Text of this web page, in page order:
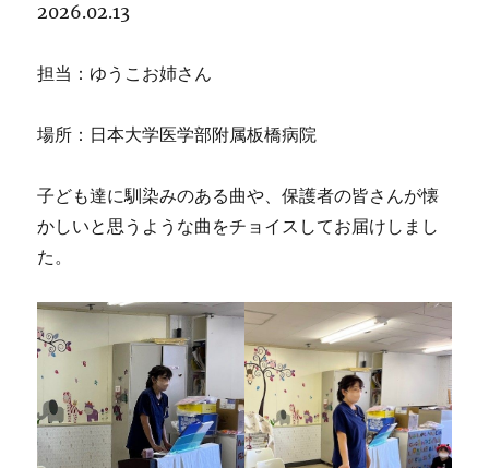
2026.02.13
担当：ゆうこお姉さん
場所：日本大学医学部附属板橋病院
子ども達に馴染みのある曲や、保護者の皆さんが懐
かしいと思うような曲をチョイスしてお届けしまし
た。